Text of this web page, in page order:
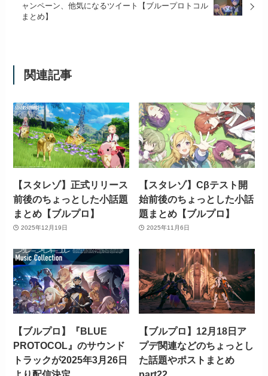
ャンペーン、他気になるツイート【ブループロトコル
まとめ】
関連記事
【スタレゾ】正式リリース
前後のちょっとした小話題
まとめ【ブルプロ】
2025年12月19日
【スタレゾ】Cβテスト開
始前後のちょっとした小話
題まとめ【ブルプロ】
2025年11月6日
【ブルプロ】『BLUE
PROTOCOL』のサウンド
トラックが2025年3月26日
【ブルプロ】12月18日ア
プデ関連などのちょっとし
た話題やポストまとめ